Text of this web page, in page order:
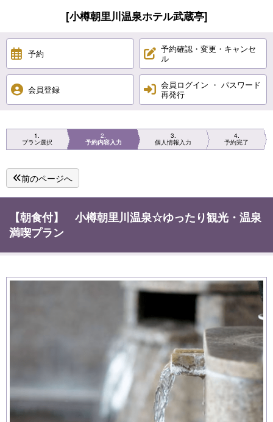
[小樽朝里川温泉ホテル武蔵亭]
予約
予約確認・変更・キャンセ
ル
会員登録
会員ログイン ・ パスワード
再発行
1
プラン選択
2
予約内容入力
3
個人情報入力
4
予約完了
前のページへ
【朝食付】 小樽朝里川温泉☆ゆったり観光・温泉
満喫プラン